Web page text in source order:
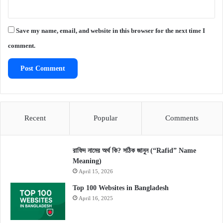
Save my name, email, and website in this browser for the next time I
comment.
Recent Popular Comments
রাফিদ নামের অর্থ কি? সঠিক জানুন (“Rafid” Name
Meaning)
April 15, 2026
Top 100 Websites in Bangladesh
April 16, 2025